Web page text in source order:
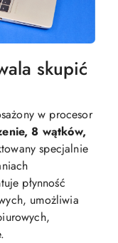
skupić
w procesor
8 wątków,
specjalnie
płynność
umożliwia